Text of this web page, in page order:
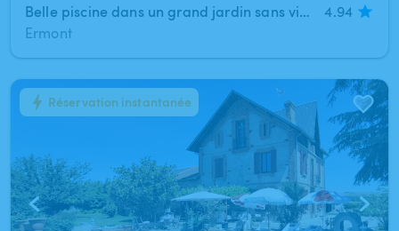
Belle piscine dans un grand jardin sans vis à vis
4.94
Ermont
1/12Réservation instantanée